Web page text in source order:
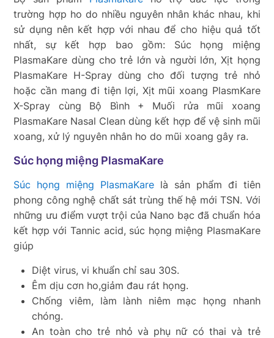
trường hợp ho do nhiều nguyên nhân khác nhau, khi
sử dụng nên kết hợp với nhau để cho hiệu quả tốt
nhất, sự kết hợp bao gồm: Súc họng miệng
PlasmaKare dùng cho trẻ lớn và người lớn, Xịt họng
PlasmaKare H-Spray dùng cho đối tượng trẻ nhỏ
hoặc cần mang đi tiện lợi, Xịt mũi xoang PlasmKare
X-Spray cùng Bộ Bình + Muối rửa mũi xoang
PlasmaKare Nasal Clean dùng kết hợp để vệ sinh mũi
xoang, xử lý nguyên nhân ho do mũi xoang gây ra.
Súc họng miệng PlasmaKare
Súc họng miệng PlasmaKare là sản phẩm đi tiên
phong công nghệ chất sát trùng thế hệ mới TSN. Với
những ưu điểm vượt trội của Nano bạc đã chuẩn hóa
kết hợp với Tannic acid, súc họng miệng PlasmaKare
giúp
Diệt virus, vi khuẩn chỉ sau 30S.
Êm dịu cơn ho,giảm đau rát họng.
Chống viêm, làm lành niêm mạc họng nhanh
chóng.
An toàn cho trẻ nhỏ và phụ nữ có thai và trẻ